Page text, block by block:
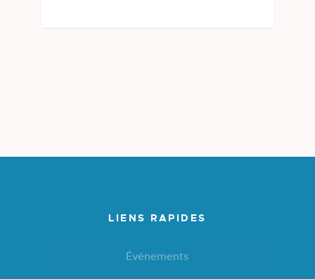
LIENS RAPIDES
Événements